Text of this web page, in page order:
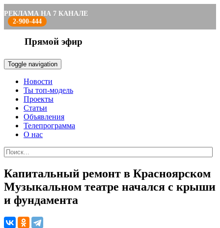
РЕКЛАМА НА 7 КАНАЛЕ
2-900-444
Прямой эфир
Toggle navigation
Новости
Ты топ-модель
Проекты
Статьи
Объявления
Телепрограмма
О нас
Капитальный ремонт в Красноярском
Музыкальном театре начался с крыши
и фундамента